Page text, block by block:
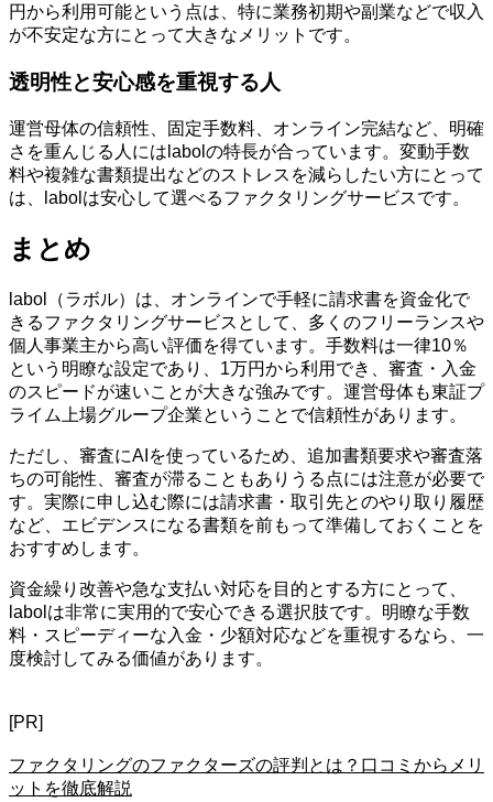
円から利用可能という点は、特に業務初期や副業などで収入
が不安定な方にとって大きなメリットです。
透明性と安心感を重視する人
運営母体の信頼性、固定手数料、オンライン完結など、明確
さを重んじる人にはlabolの特長が合っています。変動手数
料や複雑な書類提出などのストレスを減らしたい方にとって
は、labolは安心して選べるファクタリングサービスです。
まとめ
labol（ラボル）は、オンラインで手軽に請求書を資金化で
きるファクタリングサービスとして、多くのフリーランスや
個人事業主から高い評価を得ています。手数料は一律10％
という明瞭な設定であり、1万円から利用でき、審査・入金
のスピードが速いことが大きな強みです。運営母体も東証プ
ライム上場グループ企業ということで信頼性があります。
ただし、審査にAIを使っているため、追加書類要求や審査落
ちの可能性、審査が滞ることもありうる点には注意が必要で
す。実際に申し込む際には請求書・取引先とのやり取り履歴
など、エビデンスになる書類を前もって準備しておくことを
おすすめします。
資金繰り改善や急な支払い対応を目的とする方にとって、
labolは非常に実用的で安心できる選択肢です。明瞭な手数
料・スピーディーな入金・少額対応などを重視するなら、一
度検討してみる価値があります。
[PR]
ファクタリングのファクターズの評判とは？口コミからメリ
ットを徹底解説